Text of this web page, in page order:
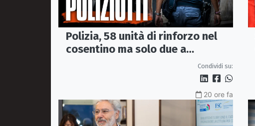
Polizia, 58 unità di rinforzo nel
cosentino ma solo due a
Corigliano-Rossano e due aCondividi su:
20 ore fa